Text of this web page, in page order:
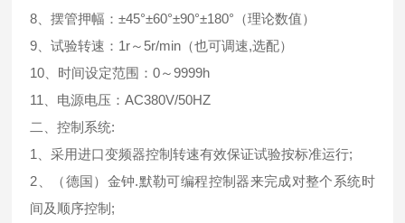
8、摆管押幅：±45°±60°±90°±180°（理论数值）
9、试验转速：1r～5r/min（也可调速,选配）
10、时间设定范围：0～9999h
11、电源电压：AC380V/50HZ
二、控制系统:
1、采用进口变频器控制转速有效保证试验按标准运行;
2、（德国）金钟.默勒可编程控制器来完成对整个系统时
间及顺序控制;